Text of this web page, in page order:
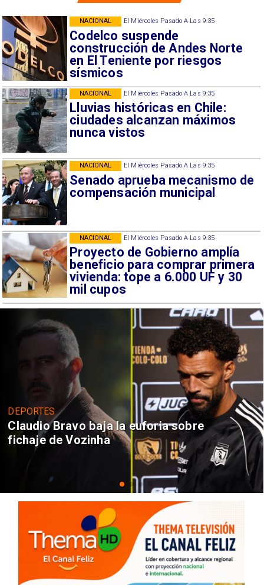
El Miércoles Pasado A Las 9:35
Codelco suspende
construcción de Andes Norte
en El Teniente por riesgos
sísmicos
NACIONAL
El Miércoles Pasado A Las 9:35
Lluvias históricas en Chile:
ciudades alcanzan máximos
nunca vistos
NACIONAL
El Miércoles Pasado A Las 9:35
Senado aprueba mecanismo de
compensación municipal
NACIONAL
El Miércoles Pasado A Las 9:35
Proyecto de Gobierno amplía
beneficio para comprar primera
vivienda: tope a 6.000 UF y 30
mil cupos
NACIONAL
DEPORTES
Claudio Bravo baja la euforia sobre
fichaje de Vozinha